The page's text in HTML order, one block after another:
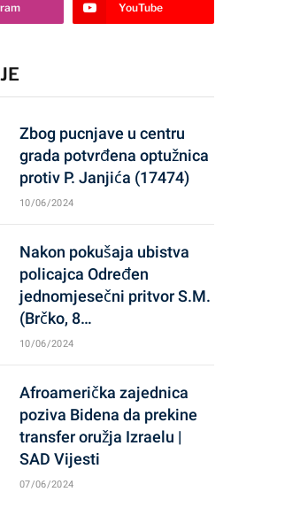
YouTube
Zbog pucnjave u centru
grada potvrđena optužnica
protiv P. Janjića (17474)
10/06/2024
Nakon pokušaja ubistva
policajca Određen
jednomjesečni pritvor S.M.
(Brčko, 8…
10/06/2024
Afroamerička zajednica
poziva Bidena da prekine
transfer oružja Izraelu |
SAD Vijesti
07/06/2024